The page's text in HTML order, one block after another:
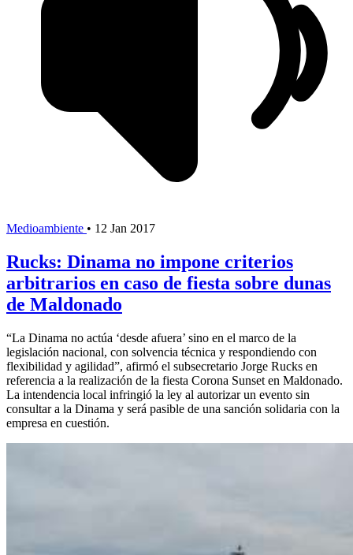
Medioambiente • 12 Jan 2017
Rucks: Dinama no impone criterios
arbitrarios en caso de fiesta sobre dunas
de Maldonado
“La Dinama no actúa ‘desde afuera’ sino en el marco de la
legislación nacional, con solvencia técnica y respondiendo con
flexibilidad y agilidad”, afirmó el subsecretario Jorge Rucks en
referencia a la realización de la fiesta Corona Sunset en Maldonado.
La intendencia local infringió la ley al autorizar un evento sin
consultar a la Dinama y será pasible de una sanción solidaria con la
empresa en cuestión.